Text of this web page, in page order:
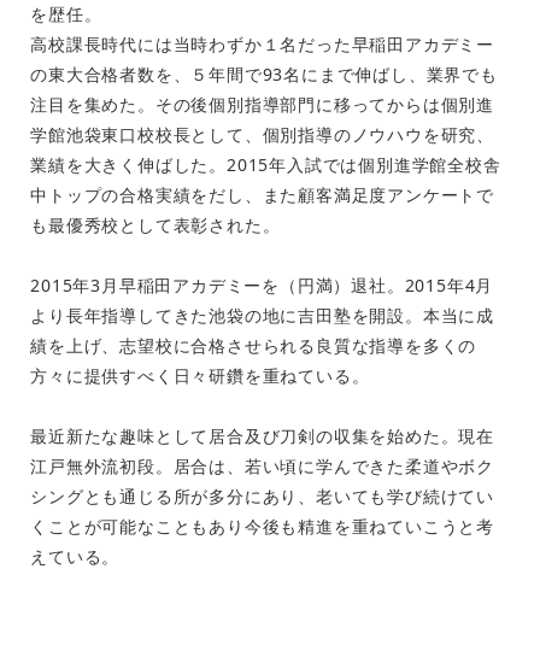
を歴任。
高校課長時代には当時わずか１名だった早稲田アカデミー
の東大合格者数を、５年間で93名にまで伸ばし、業界でも
注目を集めた。その後個別指導部門に移ってからは個別進
学館池袋東口校校長として、個別指導のノウハウを研究、
業績を大きく伸ばした。2015年入試では個別進学館全校舎
中トップの合格実績をだし、また顧客満足度アンケートで
も最優秀校として表彰された。
2015年3月早稲田アカデミーを（円満）退社。2015年4月
より長年指導してきた池袋の地に吉田塾を開設。本当に成
績を上げ、志望校に合格させられる良質な指導を多くの
方々に提供すべく日々研鑽を重ねている。
最近新たな趣味として居合及び刀剣の収集を始めた。現在
江戸無外流初段。居合は、若い頃に学んできた柔道やボク
シングとも通じる所が多分にあり、老いても学び続けてい
くことが可能なこともあり今後も精進を重ねていこうと考
えている。